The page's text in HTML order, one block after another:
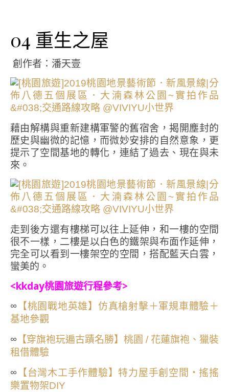
04 重生之屋
創作者：潘天壹
藉由解構與重新建構軍警的舊宿舍，揭開塵封的
歷史與幽微的記憶，而微妙安排的自然意象，更
提示了空間基地的轉化，連結了過去、現在與未
來。
走到後方還有樓梯可以往上延伸，和一樓的空間
很不一樣，二樓是以白色的鐵架與布面作延伸，
完全可以看到一樓架空的空間，搭配藍天白雲，
蠻美的。
<kkday桃園旅遊行程參考>
∞ 【桃園戰地英雄】仿真槍射擊＋軍規車體驗＋
基地參觀
∞ 【穿旗袍玩遍古蹟名勝】桃園 / 花蓮旗袍、獵裝
租借體驗
∞ 【台灣木工手作體驗】特力屋手創空間・搖搖
樂置物架DIY